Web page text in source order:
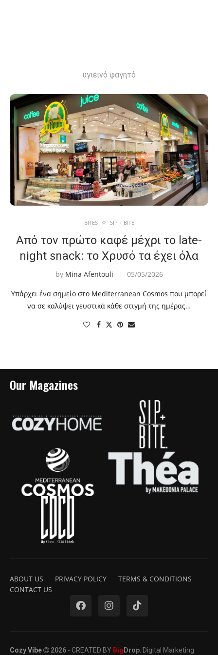
υγιεινό φαγητό
BITES SIP + BITE
Από τον πρώτο καφέ μέχρι το late-
night snack: το Χρυσό τα έχει όλα
by Mina Afentouli 05/05/2026
Υπάρχει ένα σημείο στο Mediterranean Cosmos που μπορεί
να σε καλύψει γευστικά κάθε στιγμή της ημέρας…
Our Magazines
ABOUT US PRIVACY POLICY
TERMS & CONDITIONS
CONTACT US
Cozy Vibe 2026 - CREATED BY Big Drop . Digital Marketing